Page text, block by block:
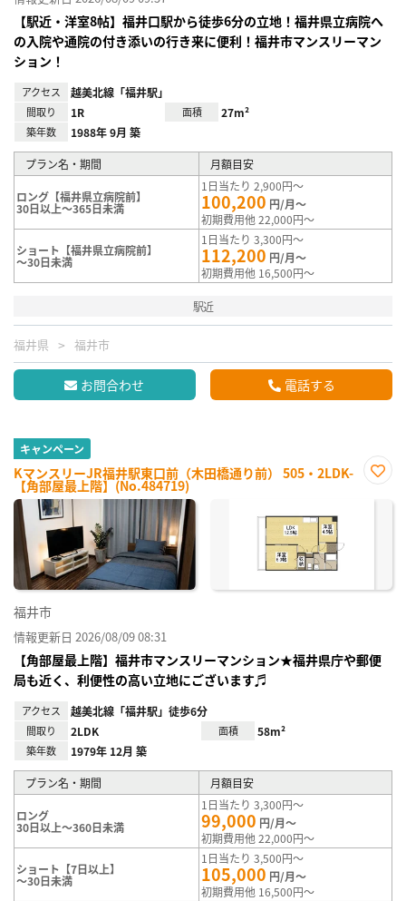
【駅近・洋室8帖】福井口駅から徒歩6分の立地！福井県立病院へ
の入院や通院の付き添いの行き来に便利！福井市マンスリーマン
ション！
アクセス 越美北線「福井駅」
間取り 1R 面積 27m²
築年数 1988年 9月 築
プラン名・期間 月額目安
ロング【福井県立病院前】
30日以上～365日未満
1日当たり 2,900円～
100,200 円/月～
初期費用他 22,000円～
ショート【福井県立病院前】
～30日未満
1日当たり 3,300円～
112,200 円/月～
初期費用他 16,500円～
駅近
福井県 福井市
お問合わせ 電話する
キャンペーン
KマンスリーJR福井駅東口前（木田橋通り前） 505・2LDK-
【角部屋最上階】(No.484719)
に入
福井市
情報更新日 2026/08/09 08:31
【角部屋最上階】福井市マンスリーマンション★福井県庁や郵便
局も近く、利便性の高い立地にございます♬
アクセス 越美北線「福井駅」徒歩6分
間取り 2LDK 面積 58m²
築年数 1979年 12月 築
プラン名・期間 月額目安
ロング
30日以上～360日未満
1日当たり 3,300円～
99,000 円/月～
初期費用他 22,000円～
ショート【7日以上】
～30日未満
1日当たり 3,500円～
105,000 円/月～
初期費用他 16,500円～